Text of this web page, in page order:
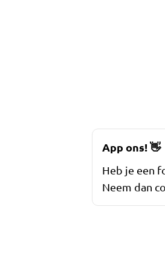
App ons!👋
Heb je een
Neem dan